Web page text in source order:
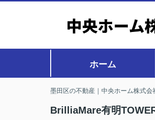
ホーム
墨田区の不動産｜中央ホーム株式会
BrilliaMare有明